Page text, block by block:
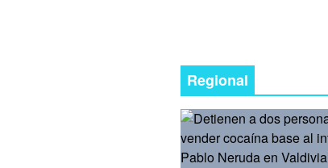
Regional